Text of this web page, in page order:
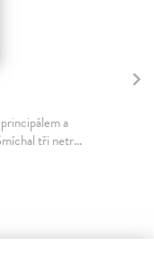
a
tři netr...